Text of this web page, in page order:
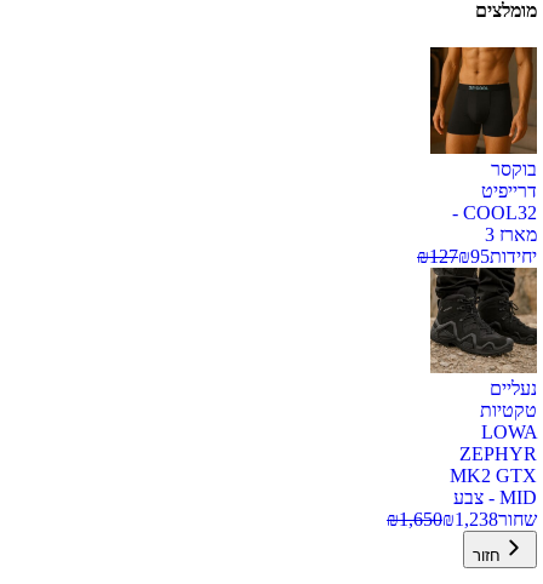
מומלצים
בוקסר
דרייפיט
COOL32 -
מארז 3
יחידות
₪95
₪127
נעליים
טקטיות
LOWA
ZEPHYR
MK2 GTX
MID - צבע
שחור
₪1,238
₪1,650
חזור